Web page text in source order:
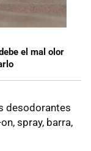
el mal olor
desodorantes
spray, barra,